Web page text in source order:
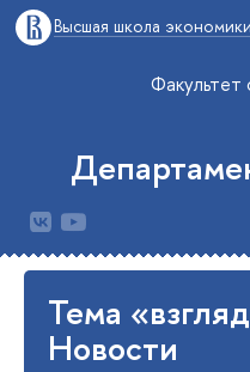
Высшая школа экономики
Факультет
Тема
Новости